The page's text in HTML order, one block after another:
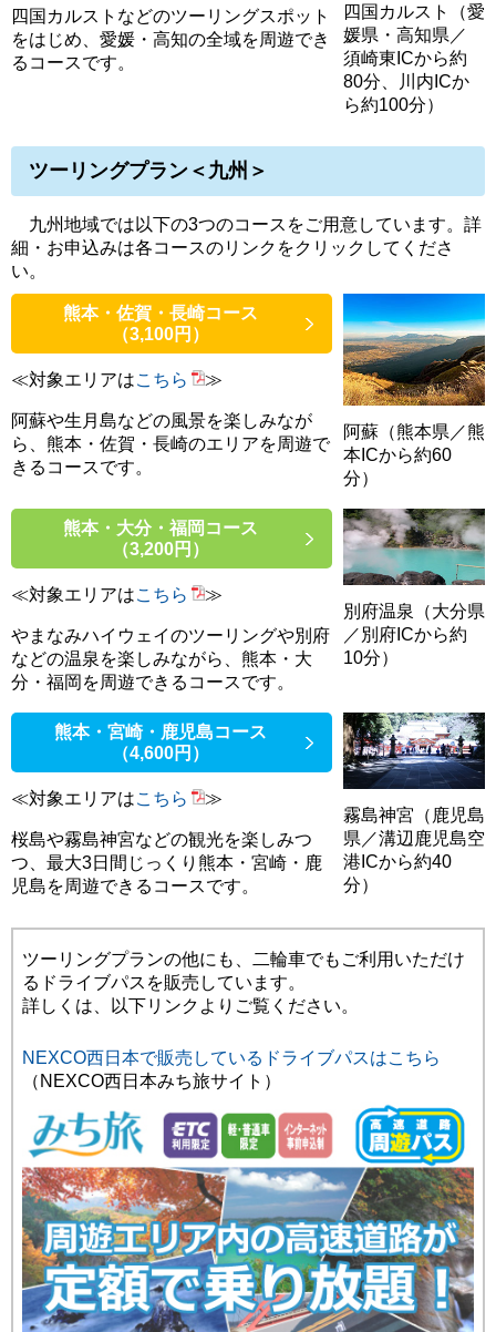
四国カルスト（愛
媛県・高知県／
須崎東ICから約
80分、川内ICか
ら約100分）
四国カルストなどのツーリングスポット
をはじめ、愛媛・高知の全域を周遊でき
るコースです。
ツーリングプラン＜九州＞
九州地域では以下の3つのコースをご用意しています。詳
細・お申込みは各コースのリンクをクリックしてくださ
い。
阿蘇（熊本県／熊
本ICから約60
分）
熊本・佐賀・長崎コース
（3,100円）
≪対象エリアはこちら ≫
阿蘇や生月島などの風景を楽しみなが
ら、熊本・佐賀・長崎のエリアを周遊で
きるコースです。
別府温泉（大分県
／別府ICから約
10分）
熊本・大分・福岡コース
（3,200円）
≪対象エリアはこちら ≫
やまなみハイウェイのツーリングや別府
などの温泉を楽しみながら、熊本・大
分・福岡を周遊できるコースです。
霧島神宮（鹿児島
県／溝辺鹿児島空
港ICから約40
分）
熊本・宮崎・鹿児島コース
（4,600円）
≪対象エリアはこちら ≫
桜島や霧島神宮などの観光を楽しみつ
つ、最大3日間じっくり熊本・宮崎・鹿
児島を周遊できるコースです。
ツーリングプランの他にも、二輪車でもご利用いただけ
るドライブパスを販売しています。
詳しくは、以下リンクよりご覧ください。
NEXCO西日本で販売しているドライブパスはこちら
（NEXCO西日本みち旅サイト）